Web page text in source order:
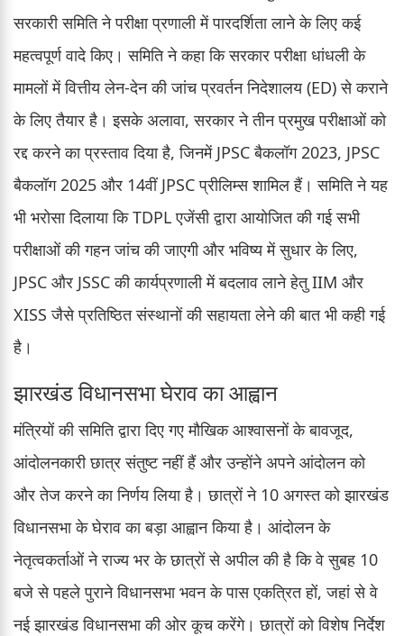
सरकारी समिति ने परीक्षा प्रणाली में पारदर्शिता लाने के लिए कई
महत्वपूर्ण वादे किए। समिति ने कहा कि सरकार परीक्षा धांधली के
मामलों में वित्तीय लेन-देन की जांच प्रवर्तन निदेशालय (ED) से कराने
के लिए तैयार है। इसके अलावा, सरकार ने तीन प्रमुख परीक्षाओं को
रद्द करने का प्रस्ताव दिया है, जिनमें JPSC बैकलॉग 2023, JPSC
बैकलॉग 2025 और 14वीं JPSC प्रीलिम्स शामिल हैं। समिति ने यह
भी भरोसा दिलाया कि TDPL एजेंसी द्वारा आयोजित की गई सभी
परीक्षाओं की गहन जांच की जाएगी और भविष्य में सुधार के लिए,
JPSC और JSSC की कार्यप्रणाली में बदलाव लाने हेतु IIM और
XISS जैसे प्रतिष्ठित संस्थानों की सहायता लेने की बात भी कही गई
है।
झारखंड विधानसभा घेराव का आह्वान
मंत्रियों की समिति द्वारा दिए गए मौखिक आश्वासनों के बावजूद,
आंदोलनकारी छात्र संतुष्ट नहीं हैं और उन्होंने अपने आंदोलन को
और तेज करने का निर्णय लिया है। छात्रों ने 10 अगस्त को झारखंड
विधानसभा के घेराव का बड़ा आह्वान किया है। आंदोलन के
नेतृत्वकर्ताओं ने राज्य भर के छात्रों से अपील की है कि वे सुबह 10
बजे से पहले पुराने विधानसभा भवन के पास एकत्रित हों, जहां से वे
नई झारखंड विधानसभा की ओर कूच करेंगे। छात्रों को विशेष निर्देश